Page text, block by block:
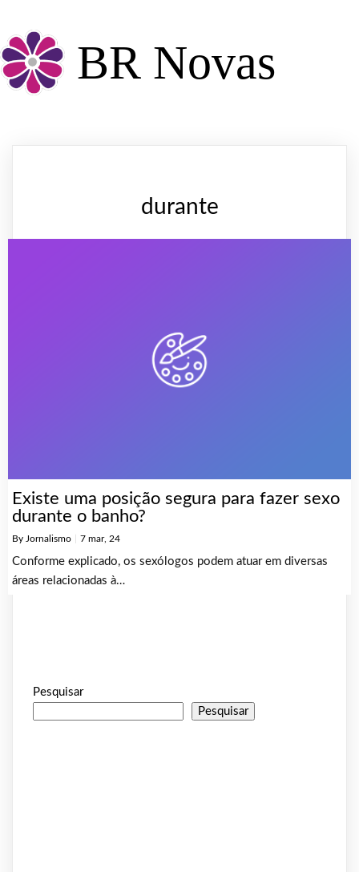
BR Novas
durante
Existe uma posição segura para fazer sexo
durante o banho?
By Jornalismo 7 mar, 24
Conforme explicado, os sexólogos podem atuar em diversas
áreas relacionadas à…
Pesquisar
Pesquisar